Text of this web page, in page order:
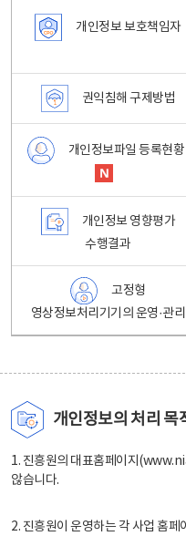
개인정보 보호책임자
권익침해 구제방법
개인정보파일 등록현황
개인정보 영향평가
수행결과
고정형
영상정보처리기기의 운영·관리
개인정보의 처리 목
1. 진흥원의 대표홈페이지
않습니다.
2. 진흥원이 운영하는 각 사업 홈